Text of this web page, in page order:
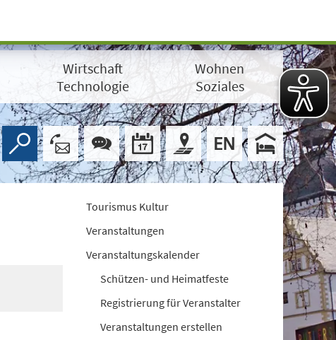
Wirtschaft
Technologie
Wohnen
Soziales
Tourismus Kultur
Veranstaltungen
Veranstaltungskalender
Schützen- und Heimatfeste
Registrierung für Veranstalter
Veranstaltungen erstellen